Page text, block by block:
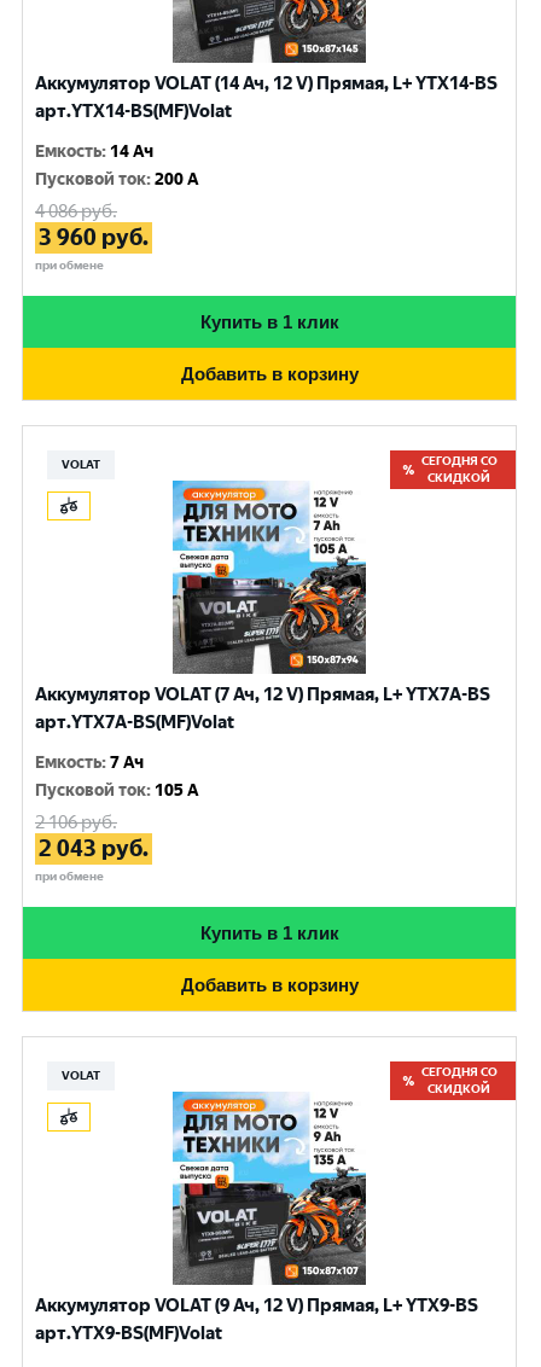
Аккумулятор VOLAT (14 Ач, 12 V) Прямая, L+ YTX14-BS
арт.YTX14-BS(MF)Volat
Емкость: 14 Ач
Пусковой ток:200 A
4 086руб.
3 960 руб.
при обмене
Купить в 1 клик
Добавить в корзину
VOLAT
СЕГОДНЯ СО
СКИДКОЙ
Аккумулятор VOLAT (7 Ач, 12 V) Прямая, L+ YTX7A-BS
арт.YTX7A-BS(MF)Volat
Емкость:7 Ач
Пусковой ток: 105 A
2 106руб.
2 043 руб.
при обмене
Купить в 1 клик
Добавить в корзину
VOLAT
СЕГОДНЯ СО
СКИДКОЙ
Аккумулятор VOLAT (9 Ач, 12 V) Прямая, L+ YTX9-BS
арт.YTX9-BS(MF)Volat